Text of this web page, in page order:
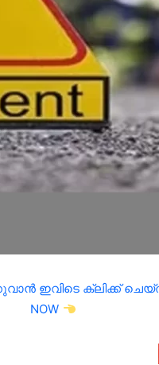
ഇവിടെ ക്ലിക്ക്
NOW